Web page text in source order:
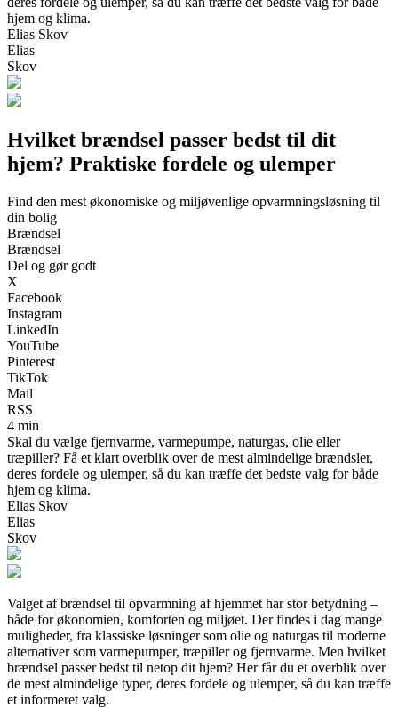
hjem og klima.
Elias Skov
Elias
Skov
Hvilket brændsel passer bedst til dit
hjem? Praktiske fordele og ulemper
Find den mest økonomiske og miljøvenlige opvarmningsløsning til
din bolig
Brændsel
Brændsel
Del og gør godt
X
Facebook
Instagram
LinkedIn
YouTube
Pinterest
TikTok
Mail
RSS
4 min
Skal du vælge fjernvarme, varmepumpe, naturgas, olie eller
træpiller? Få et klart overblik over de mest almindelige brændsler,
deres fordele og ulemper, så du kan træffe det bedste valg for både
hjem og klima.
Elias Skov
Elias
Skov
Valget af brændsel til opvarmning af hjemmet har stor betydning –
både for økonomien, komforten og miljøet. Der findes i dag mange
muligheder, fra klassiske løsninger som olie og naturgas til moderne
alternativer som varmepumper, træpiller og fjernvarme. Men hvilket
brændsel passer bedst til netop dit hjem? Her får du et overblik over
de mest almindelige typer, deres fordele og ulemper, så du kan træffe
et informeret valg.